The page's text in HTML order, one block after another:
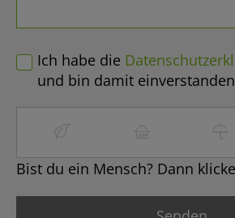
Ich habe die
und bin damit
Bist du ein Mensch? Dann